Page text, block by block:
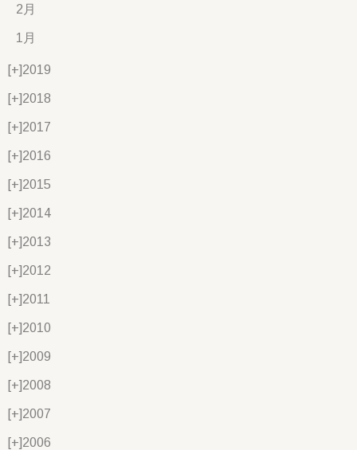
2月
1月
[+]2019
[+]2018
[+]2017
[+]2016
[+]2015
[+]2014
[+]2013
[+]2012
[+]2011
[+]2010
[+]2009
[+]2008
[+]2007
[+]2006